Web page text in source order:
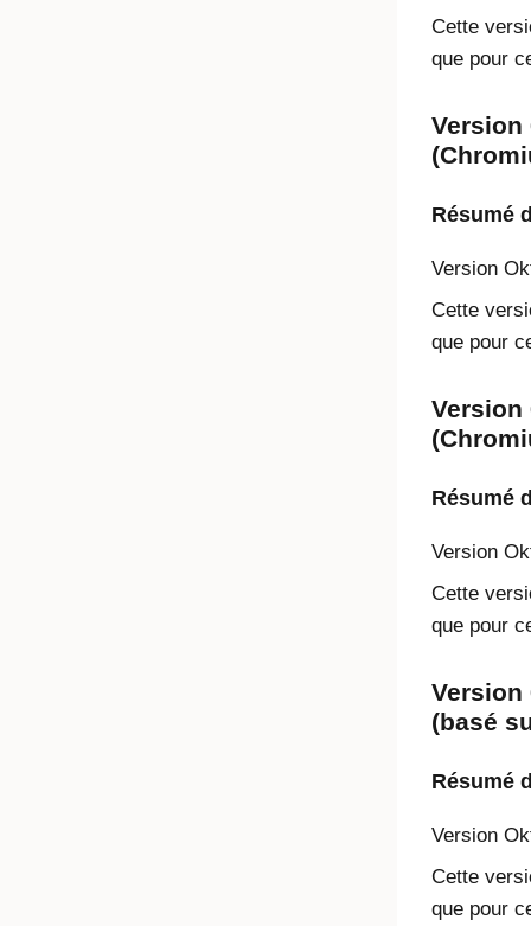
Cette
que pour
Version
Résumé
Version
Cette
que pour
Version
Résumé
Version
Cette
que pour
Version
(basé
Résumé
Version
Cette
que pour